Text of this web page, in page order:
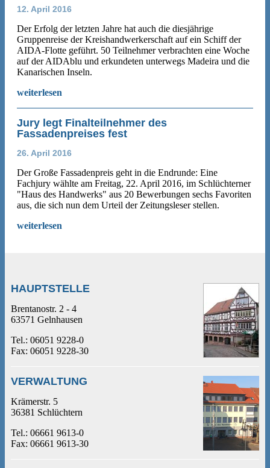
12. April 2016
Der Erfolg der letzten Jahre hat auch die diesjährige
Gruppenreise der Kreishandwerkerschaft auf ein Schiff der
AIDA-Flotte geführt. 50 Teilnehmer verbrachten eine Woche
auf der AIDAblu und erkundeten unterwegs Madeira und die
Kanarischen Inseln.
weiterlesen
Jury legt Finalteilnehmer des
Fassadenpreises fest
26. April 2016
Der Große Fassadenpreis geht in die Endrunde: Eine
Fachjury wählte am Freitag, 22. April 2016, im Schlüchterner
"Haus des Handwerks" aus 20 Bewerbungen sechs Favoriten
aus, die sich nun dem Urteil der Zeitungsleser stellen.
weiterlesen
HAUPTSTELLE
Brentanostr. 2 - 4
63571 Gelnhausen
Tel.: 06051 9228-0
Fax: 06051 9228-30
VERWALTUNG
Krämerstr. 5
36381 Schlüchtern
Tel.: 06661 9613-0
Fax: 06661 9613-30